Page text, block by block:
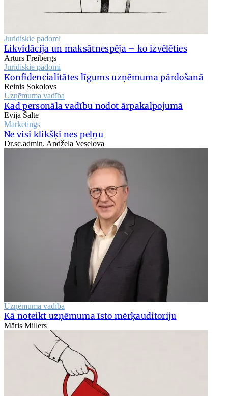
Juridiskie padomi
Likvidācija un maksātnespēja – ko izvēlēties
Artūrs Freibergs
Juridiskie padomi
Konfidencialitātes līgums uzņēmuma pārdošanā
Reinis Sokolovs
Uzņēmuma vadība
Kad personāla vadību nodot ārpakalpojumā
Evija Šalte
Mārketings
Ne visi klikšķi nes peļņu
Dr.sc.admin. Andžela Veselova
Uzņēmuma vadība
Kā noteikt uzņēmuma īsto mērķauditoriju
Māris Millers